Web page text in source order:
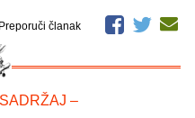
Preporuči članak
–